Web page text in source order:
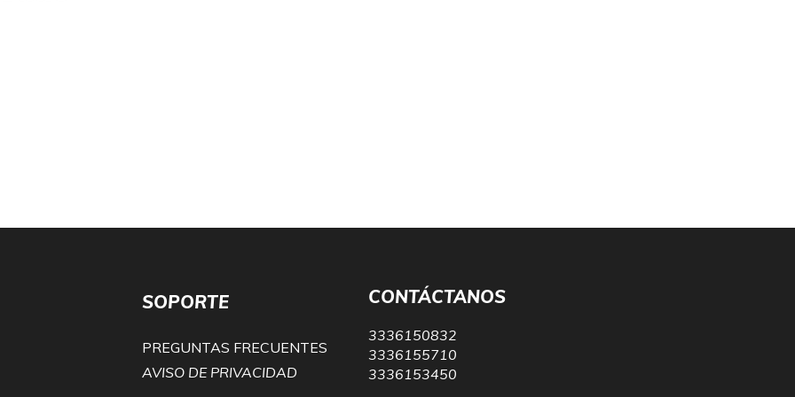
SOPORTE
PREGUNTAS FRECUENTES
AVISO DE PRIVACIDAD
CONTÁCTANOS
3336150832
3336155710
3336153450